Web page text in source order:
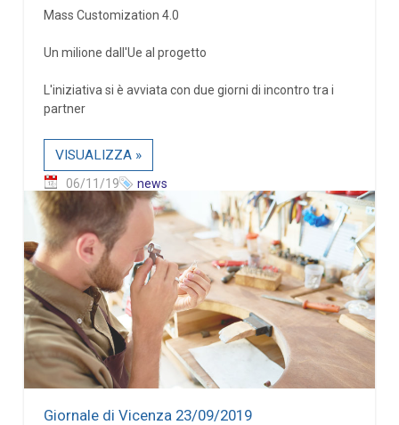
Mass Customization 4.0
Un milione dall'Ue al progetto
L'iniziativa si è avviata con due giorni di incontro tra i
partner
VISUALIZZA »
06/11/19 news
Giornale di Vicenza 23/09/2019